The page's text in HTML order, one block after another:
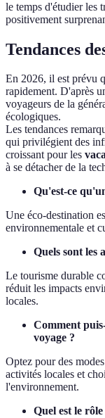
le temps d'étudier les
positivement
Tendances
En 2026, il est prévu
rapidement. D'après
voyageurs de la
écologiques.
Les tendances
qui privilégient des
croissant pour les
à se détacher de la
Qu'est-ce
Une éco-destination
environnementale et
Quels sont les
Le tourisme durable
réduit les impacts
locales.
Comment
voyage ?
Optez pour des
activités locales et
l'environnement.
Quel est le